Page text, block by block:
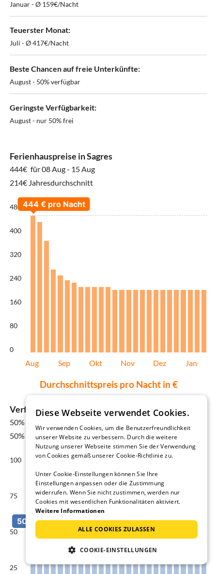
Januar - Ø 159€/Nacht
Teuerster Monat:
Juli - Ø 417€/Nacht
Beste Chancen auf freie Unterkünfte:
August - 50% verfügbar
Geringste Verfügbarkeit:
August - nur 50% frei
Ferienhauspreise in Sagres
444€ für 08 Aug - 15 Aug
214€ Jahresdurchschnitt
480
400
320
240
160
80
0
Aug Sep Okt Nov Dez Jan
Durchschnittspreis pro Nacht in €
Verfügbarkeit von Ferienhäusern in Sagres
50%
50% Jahresdurchschnitt
100
75
50
25
Diese Webseite verwendet Cookies.
Wir verwenden Cookies, um die Benutzerfreundlichkeit
unserer Website zu verbessern. Durch die weitere
Nutzung unserer Webseite stimmen Sie der Verwendung
von Cookies gemäß unserer Cookie-Richtlinie zu.
Unter Cookie-Einstellungen können Sie Ihre
Einstellungen anpassen oder die Zustimmung
widerrufen. Wenn Sie nicht zustimmen, werden nur
Cookies mit wesentlichen Funktionalitäten aktiviert.
Weitere Informationen
ALLE COOKIES ZULASSEN
COOKIE-EINSTELLUNGEN